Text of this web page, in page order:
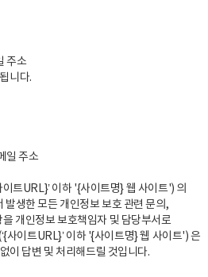
주소
니다.
일 주소
트URL}’ 이하 '{사이트명} 웹 사이트') 의
생한 모든 개인정보 보호 관련 문의,
개인정보 보호책임자 및 담당부서로
사이트URL}’ 이하 '{사이트명} 웹 사이트') 은
이 답변 및 처리해드릴 것입니다.